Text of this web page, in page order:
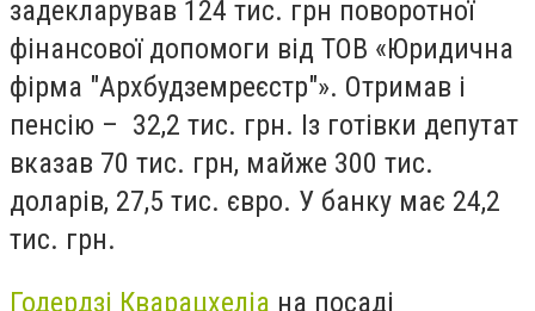
задекларував 124 тис. грн поворотної
фінансової допомоги від ТОВ «Юридична
фірма "Архбудземреєстр"». Отримав і
пенсію – 32,2 тис. грн. Із готівки депутат
вказав 70 тис. грн, майже 300 тис.
доларів, 27,5 тис. євро. У банку має 24,2
тис. грн.
Годердзі Кварацхеліа на посаді